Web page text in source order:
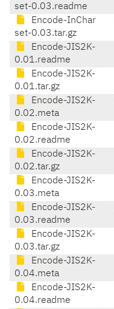
set-0.03.readme
Encode-InChar
set-0.03.tar.gz
Encode-JIS2K-
0.01.readme
Encode-JIS2K-
0.01.tar.gz
Encode-JIS2K-
0.02.meta
Encode-JIS2K-
0.02.readme
Encode-JIS2K-
0.02.tar.gz
Encode-JIS2K-
0.03.meta
Encode-JIS2K-
0.03.readme
Encode-JIS2K-
0.03.tar.gz
Encode-JIS2K-
0.04.meta
Encode-JIS2K-
0.04.readme